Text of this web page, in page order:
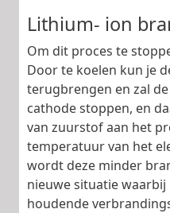
Lithium- ion
Om dit proces te
Door te koelen kun je
terugbrengen en zal
cathode stoppen, en
van zuurstof aan het
temperatuur van het
wordt deze minder
nieuwe situatie
houdende